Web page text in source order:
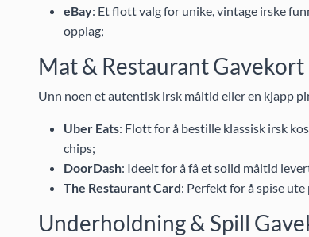
eBay: Et flott valg for unike, vintage irske
opplag;
Mat & Restaurant Gavekort
Unn noen et autentisk irsk måltid eller en kjapp
Uber Eats: Flott for å bestille klassisk irsk
chips;
DoorDash: Ideelt for å få et solid måltid
The Restaurant Card: Perfekt for å spise
Underholdning & Spill